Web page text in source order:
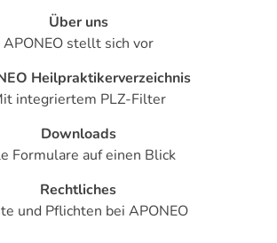
Über uns
APONEO stellt sich vor
Heilpraktikerverzeichnis
integriertem PLZ-Filter
Downloads
Formulare auf einen Blick
Rechtliches
und Pflichten bei APONEO